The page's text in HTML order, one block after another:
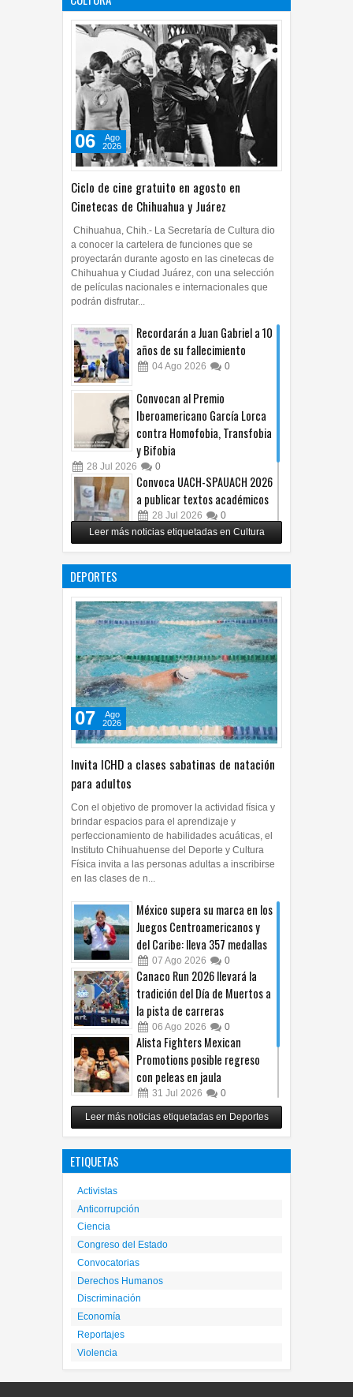
Ciclo de cine gratuito en agosto en
Cinetecas de Chihuahua y Juárez
06
Ago
2026
a conocer la cartelera de funciones que se
proyectarán durante agosto en las cinetecas de
Chihuahua y Ciudad Juárez, con una selección
de películas nacionales e internacionales que
podrán disfrutar...
años de su fallecimiento
04 Ago 2026 0
Iberoamericano García Lorca
contra Homofobia, Transfobia
y Bifobia
0
Convoca UACH-SPAUACH 2026
a publicar textos académicos
28 Jul 2026 0
Copian proyecto pictórico del
exalcalde Juan Blanco
Leer más noticias etiquetadas en Cultura
DEPORTES
Invita ICHD a clases sabatinas de natación
para adultos
07
Ago
2026
brindar espacios para el aprendizaje y
perfeccionamiento de habilidades acuáticas, el
Instituto Chihuahuense del Deporte y Cultura
Física invita a las personas adultas a inscribirse
en las clases de n...
Juegos Centroamericanos y
del Caribe: lleva 357 medallas
07Ago 2026 0
Canaco Run 2026 llevará la
tradición del Día de Muertos a
la pista de carreras
06Ago 2026
Alista Fighters Mexican
Promotions posible regreso
con peleas en jaula
31 Jul 2026
Reunirá Box de Barrios a
peleadores de nueve
municipios este fin de semana
30 Jul 2026 0
Leer más noticias etiquetadas en Deportes
ETIQUETAS
Convocatorias
Violencia